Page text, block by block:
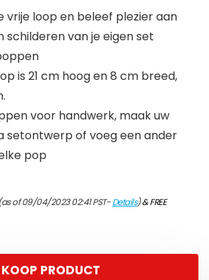
vrije loop en beleef plezier aan
van je eigen set
is 21 cm hoog en 8 cm breed,
voor handwerk, maak uw
setontwerp of voeg een ander
pop
of 09/04/2023 02:41 PST-Details)&FREE
KOOP PRODUCT